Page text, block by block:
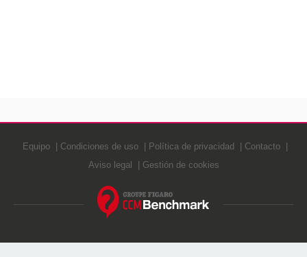
Equipo Condiciones de uso Política de privacidad
Contacto
Aviso legal
Gestión de cookies